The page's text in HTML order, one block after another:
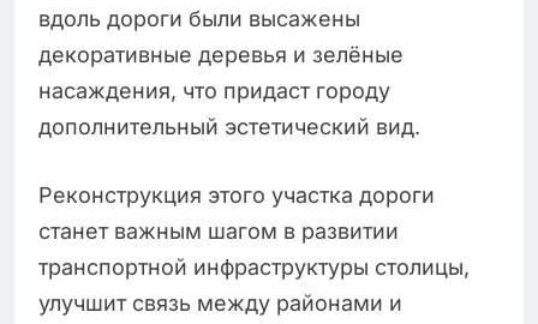
вдоль дороги были высажены
декоративные деревья и зелёные
насаждения, что придаст городу
дополнительный эстетический вид.
Реконструкция этого участка дороги
станет важным шагом в развитии
транспортной инфраструктуры столицы,
улучшит связь между районами и